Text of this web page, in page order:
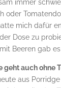
immer
oder
mich dafür
Dose zu
Beeren gab
geht auch ohne
aus